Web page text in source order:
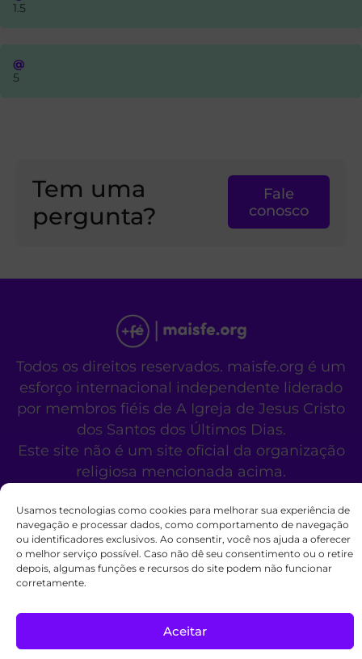
Usamos tecnologias como cookies para melhorar sua experiência de
navegação e processar dados, como comportamento de navegação
ou identificadores exclusivos. Ao consentir, você nos ajuda a oferecer
o melhor serviço possível. Caso não dê seu consentimento ou o retire
depois, algumas funções e recursos do site podem não funcionar
corretamente.
Aceitar
1.5
@
5
Tem uma
pergunta?
Fale
conosco
Todos os direitos reservados. maisfe.org é um
esforço internacional independente liderado
por membros fiéis de A Igreja de Jesus Cristo
dos Santos dos Últimos Dias.
Este site não é um site oficial da organização
religiosa mencionada acima.